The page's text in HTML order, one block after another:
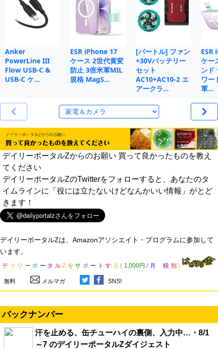
Anker
PowerLine III
Flow USB-C &
USB-C ケ…
ESR iPhone 17
ケース 2世代黄変
防止 3倍米軍MIL
規格 MagS…
[バートル] ファン
+30Vバッテリー
セット
AC10+AC10-2 エ
アークラ…
ESR
ケー
ンド
ワー
軍…
デイリーポータルZからのお願い 買って良かったものを教え
てください
デイリーポータルZのTwitterをフォローすると、あなたのタ
イムラインに「役には立たないけどなんかいい情報」がとど
きます！
デイリーポータルZは、Amazonアソシエイト・プログラムに参加して
います。
デ イ リ ー ポ ー タ ル Z を サ ポ ー ト す る ( 1,000円 / 月 税 別 )
無料 メルマガ SNS!
バックナンバー
汗を止める、缶チューハイの裏側、入力中…・8/1
～7 のデイリーポータルZダイジェスト